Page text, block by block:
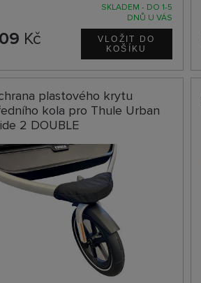
SKLADEM - DO 1-5
DNŮ U VÁS
Kč
plastového krytu
kola pro Thule Urban
2 DOUBLE